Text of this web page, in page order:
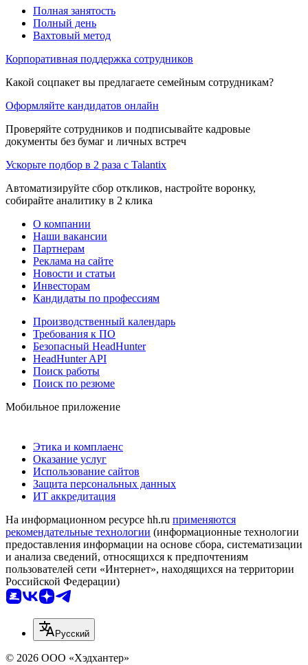
Полная занятость
Полный день
Вахтовый метод
Корпоративная поддержка сотрудников
Какой соцпакет вы предлагаете семейным сотрудникам?
Оформляйте кандидатов онлайн
Проверяйте сотрудников и подписывайте кадровые
документы без бумаг и личных встреч
Ускорьте подбор в 2 раза с Talantix
Автоматизируйте сбор откликов, настройте воронку,
собирайте аналитику в 2 клика
О компании
Наши вакансии
Партнерам
Реклама на сайте
Новости и статьи
Инвесторам
Кандидаты по профессиям
Производственный календарь
Требования к ПО
Безопасный HeadHunter
HeadHunter API
Поиск работы
Поиск по резюме
Мобильное приложение
Этика и комплаенс
Оказание услуг
Использование сайтов
Защита персональных данных
ИТ аккредитация
На информационном ресурсе hh.ru применяются
рекомендательные технологии (информационные технологии
предоставления информации на основе сбора, систематизации
и анализа сведений, относящихся к предпочтениям
пользователей сети «Интернет», находящихся на территории
Российской Федерации)
Русский
© 2026 ООО «Хэдхантер»